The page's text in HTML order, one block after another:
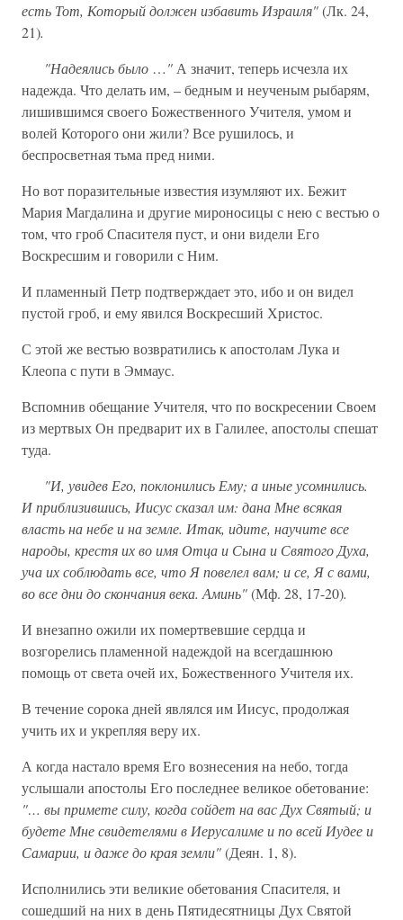
есть Тот, Который должен избавить Израиля"(Лк. 24,
21).
"Надеялись было …" А значит, теперь исчезла их
надежда. Что делать им, – бедным и неученым рыбарям,
лишившимся своего Божественного Учителя, умом и
волей Которого они жили? Все рушилось, и
беспросветная тьма пред ними.
Но вот поразительные известия изумляют их. Бежит
Мария Магдалина и другие мироносицы с нею с вестью о
том, что гроб Спасителя пуст, и они видели Его
Воскресшим и говорили с Ним.
И пламенный Петр подтверждает это, ибо и он видел
пустой гроб, и ему явился Воскресший Христос.
С этой же вестью возвратились к апостолам Лука и
Клеопа с пути в Эммаус.
Вспомнив обещание Учителя, что по воскресении Своем
из мертвых Он предварит их в Галилее, апостолы спешат
туда.
"И, увидев Его, поклонились Ему; а иные усомнились.
И приблизившись, Иисус сказал им: дана Мне всякая
власть на небе и на земле. Итак, идите, научите все
народы, крестя их во имя Отца и Сына и Святого Духа,
уча их соблюдать все, что Я повелел вам; и се, Я с вами,
во все дни до скончания века. Аминь"(Мф. 28, 17-20).
И внезапно ожили их помертвевшие сердца и
возгорелись пламенной надеждой на всегдашнюю
помощь от света очей их, Божественного Учителя их.
В течение сорока дней являлся им Иисус, продолжая
учить их и укрепляя веру их.
А когда настало время Его вознесения на небо, тогда
услышали апостолы Его последнее великое обетование:
"… вы примете силу, когда сойдет на вас Дух Святый; и
будете Мне свидетелями в Иерусалиме и по всей Иудее и
Самарии, и даже до края земли"(Деян. 1, 8).
Исполнились эти великие обетования Спасителя, и
сошедший на них в день Пятидесятницы Дух Святой